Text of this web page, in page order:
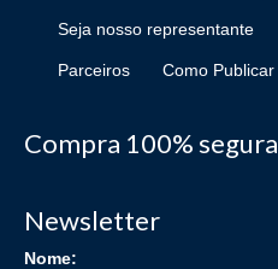
Seja nosso representante
Parceiros Como Publicar
Compra 100% segura
Newsletter
Nome: